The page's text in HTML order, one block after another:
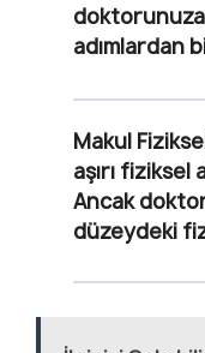
doktorunuza
adımlardan
Makul
aşırı fiziksel
Ancak
düzeydeki